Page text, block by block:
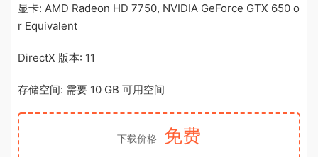
显卡: AMD Radeon HD 7750, NVIDIA GeForce GTX 650 o
r Equivalent
DirectX 版本: 11
存储空间: 需要 10 GB 可用空间
下载价格 免费